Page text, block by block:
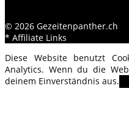
© 2026 Gezeitenpanther.ch
* Affiliate Links
Diese Website benutzt
Analytics. Wenn du die
deinem Einverständnis aus.